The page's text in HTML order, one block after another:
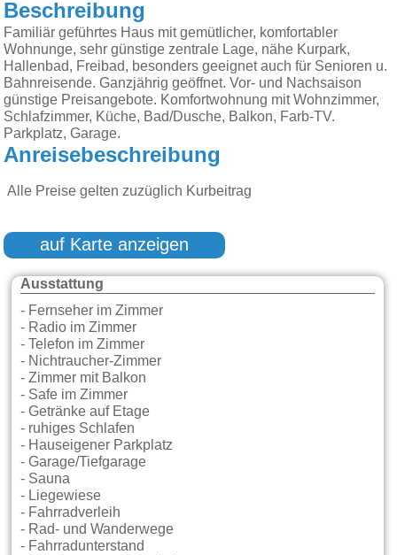
Beschreibung
Familiär geführtes Haus mit gemütlicher, komfortabler
Wohnunge, sehr günstige zentrale Lage, nähe Kurpark,
Hallenbad, Freibad, besonders geeignet auch für Senioren u.
Bahnreisende. Ganzjährig geöffnet. Vor- und Nachsaison
günstige Preisangebote. Komfortwohnung mit Wohnzimmer,
Schlafzimmer, Küche, Bad/Dusche, Balkon, Farb-TV.
Parkplatz, Garage.
Anreisebeschreibung
Alle Preise gelten zuzüglich Kurbeitrag
auf Karte anzeigen
Ausstattung
- Fernseher im Zimmer
- Radio im Zimmer
- Telefon im Zimmer
- Nichtraucher-Zimmer
- Zimmer mit Balkon
- Safe im Zimmer
- Getränke auf Etage
- ruhiges Schlafen
- Hauseigener Parkplatz
- Garage/Tiefgarage
- Sauna
- Liegewiese
- Fahrradverleih
- Rad- und Wanderwege
- Fahrradunterstand